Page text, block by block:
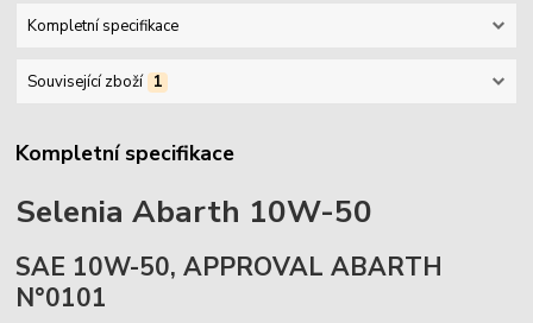
Kompletní specifikace
Související zboží 1
Kompletní specifikace
Selenia Abarth 10W-50
SAE 10W-50, APPROVAL ABARTH
N°0101